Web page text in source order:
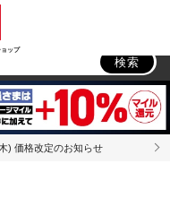
ョップ
検索
) 価格改定のお知らせ